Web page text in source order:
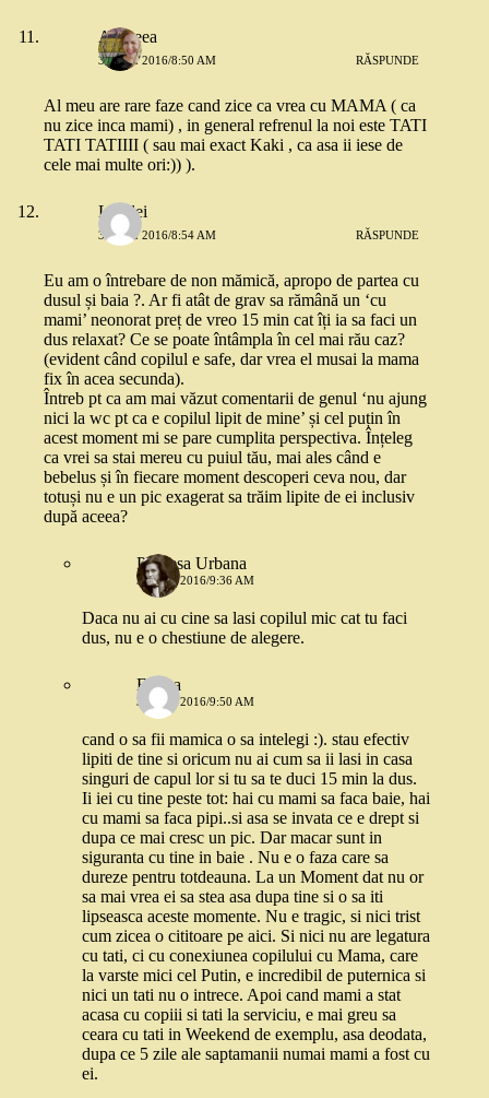
Andreea
31 MAI 2016/8:50 AM RĂSPUNDE
Al meu are rare faze cand zice ca vrea cu MAMA ( ca
nu zice inca mami) , in general refrenul la noi este TATI
TATI TATIIII ( sau mai exact Kaki , ca asa ii iese de
cele mai multe ori:)) ).
Lorelei
31 MAI 2016/8:54 AM RĂSPUNDE
Eu am o întrebare de non mămică, apropo de partea cu
dusul și baia ?. Ar fi atât de grav sa rămână un ‘cu
mami’ neonorat preț de vreo 15 min cat îți ia sa faci un
dus relaxat? Ce se poate întâmpla în cel mai rău caz?
(evident când copilul e safe, dar vrea el musai la mama
fix în acea secunda).
Întreb pt ca am mai văzut comentarii de genul ‘nu ajung
nici la wc pt ca e copilul lipit de mine’ și cel puțin în
acest moment mi se pare cumplita perspectiva. Înțeleg
ca vrei sa stai mereu cu puiul tău, mai ales când e
bebelus și în fiecare moment descoperi ceva nou, dar
totuși nu e un pic exagerat sa trăim lipite de ei inclusiv
după aceea?
Printesa Urbana
31 MAI 2016/9:36 AM
Daca nu ai cu cine sa lasi copilul mic cat tu faci
dus, nu e o chestiune de alegere.
Emma
31 MAI 2016/9:50 AM
cand o sa fii mamica o sa intelegi :). stau efectiv
lipiti de tine si oricum nu ai cum sa ii lasi in casa
singuri de capul lor si tu sa te duci 15 min la dus.
Ii iei cu tine peste tot: hai cu mami sa faca baie, hai
cu mami sa faca pipi..si asa se invata ce e drept si
dupa ce mai cresc un pic. Dar macar sunt in
siguranta cu tine in baie . Nu e o faza care sa
dureze pentru totdeauna. La un Moment dat nu or
sa mai vrea ei sa stea asa dupa tine si o sa iti
lipseasca aceste momente. Nu e tragic, si nici trist
cum zicea o cititoare pe aici. Si nici nu are legatura
cu tati, ci cu conexiunea copilului cu Mama, care
la varste mici cel Putin, e incredibil de puternica si
nici un tati nu o intrece. Apoi cand mami a stat
acasa cu copiii si tati la serviciu, e mai greu sa
ceara cu tati in Weekend de exemplu, asa deodata,
dupa ce 5 zile ale saptamanii numai mami a fost cu
ei.